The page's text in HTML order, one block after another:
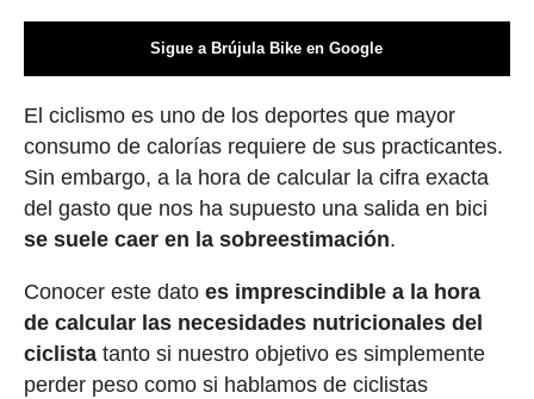
Sigue a Brújula Bike en Google
El ciclismo es uno de los deportes que mayor
consumo de calorías requiere de sus practicantes.
Sin embargo, a la hora de calcular la cifra exacta
del gasto que nos ha supuesto una salida en bici
se suele caer en la sobreestimación.
Conocer este dato es imprescindible a la hora
de calcular las necesidades nutricionales del
ciclistatanto si nuestro objetivo es simplemente
perder peso como si hablamos de ciclistas